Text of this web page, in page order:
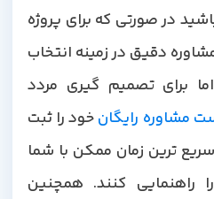
در صورتی که برای پروژه
دقیق در زمینه انتخاب
تصمیم گیری مردد
رایگانخود را ثبت
ترین زمان ممکن با شما
کنند. همچنین